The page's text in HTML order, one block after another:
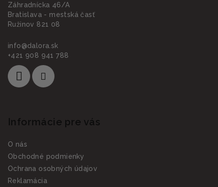
Záhradnícka 46/A
Bratislava - mestská časť
Ružinov 821 08
info@dalora.sk
+421 908 941 788
Informácie pre vás
O nás
Obchodné podmienky
Ochrana osobných údajov
Reklamácia